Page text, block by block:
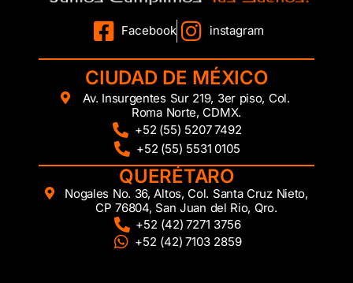
Facebook instagram
CIUDAD DE MÉXICO
Av. Insurgentes Sur 219, 3er piso, Col.
Roma Norte, CDMX.
+52 (55) 5207 7492
+52 (55) 5531 0105
QUERÉTARO
Nogales No. 36, Altos, Col. Santa Cruz Nieto,
CP 76804, San Juan del Rio, Qro.
+52 (42) 7271 3756
+52 (42) 7103 2859